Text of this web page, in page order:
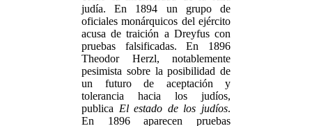
judía. En 1894 un grupo de
oficiales monárquicos del ejército
acusa de traición a Dreyfus con
pruebas falsificadas. En 1896
Theodor Herzl, notablemente
pesimista sobre la posibilidad de
un futuro de aceptación y
tolerancia hacia los judíos,
publica El estado de los judíos.
En 1896 aparecen pruebas